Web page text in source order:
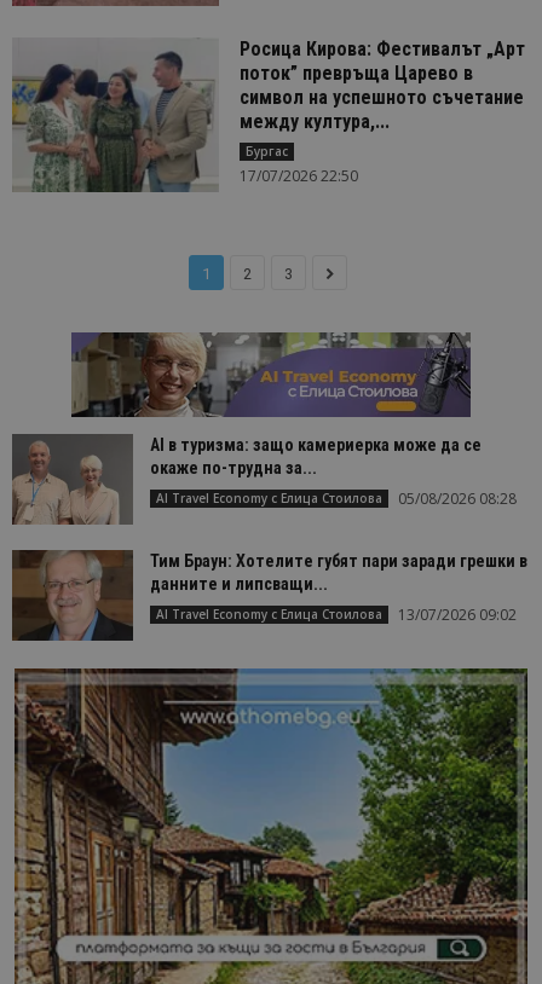
Росица Кирова: Фестивалът „Арт
поток” превръща Царево в
символ на успешното съчетание
между култура,...
Бургас
17/07/2026 22:50
1 2 3
AI в туризма: защо камериерка може да се
окаже по-трудна за...
AI Travel Economy с Елица Стоилова 05/08/2026 08:28
Тим Браун: Хотелите губят пари заради грешки в
данните и липсващи...
AI Travel Economy с Елица Стоилова 13/07/2026 09:02